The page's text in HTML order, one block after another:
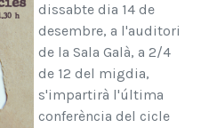
dissabte dia 14 de
desembre, a l'auditori
de la Sala Galà, a 2/4
de 12 del migdia,
s'impartirà l'última
conferència del cicle